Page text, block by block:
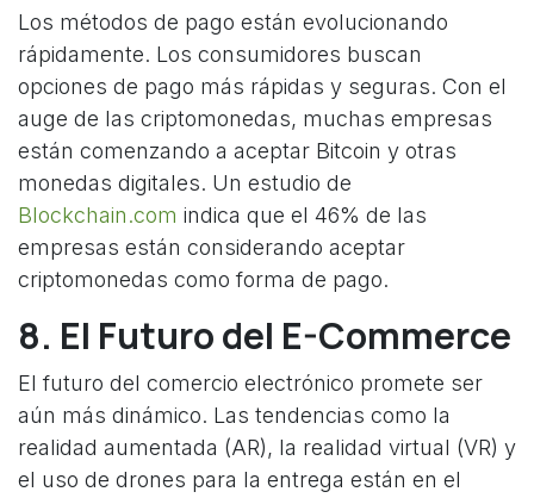
Los métodos de pago están evolucionando
rápidamente. Los consumidores buscan
opciones de pago más rápidas y seguras. Con el
auge de las criptomonedas, muchas empresas
están comenzando a aceptar Bitcoin y otras
monedas digitales. Un estudio de
Blockchain.com indica que el 46% de las
empresas están considerando aceptar
criptomonedas como forma de pago.
8. El Futuro del E-Commerce
El futuro del comercio electrónico promete ser
aún más dinámico. Las tendencias como la
realidad aumentada (AR), la realidad virtual (VR) y
el uso de drones para la entrega están en el